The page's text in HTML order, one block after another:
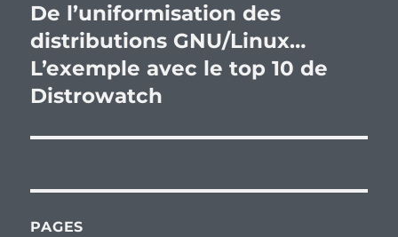
Publication
suivante :
De l’uniformisation des
distributions GNU/Linux…
L’exemple avec le top 10 de
Distrowatch
PAGES